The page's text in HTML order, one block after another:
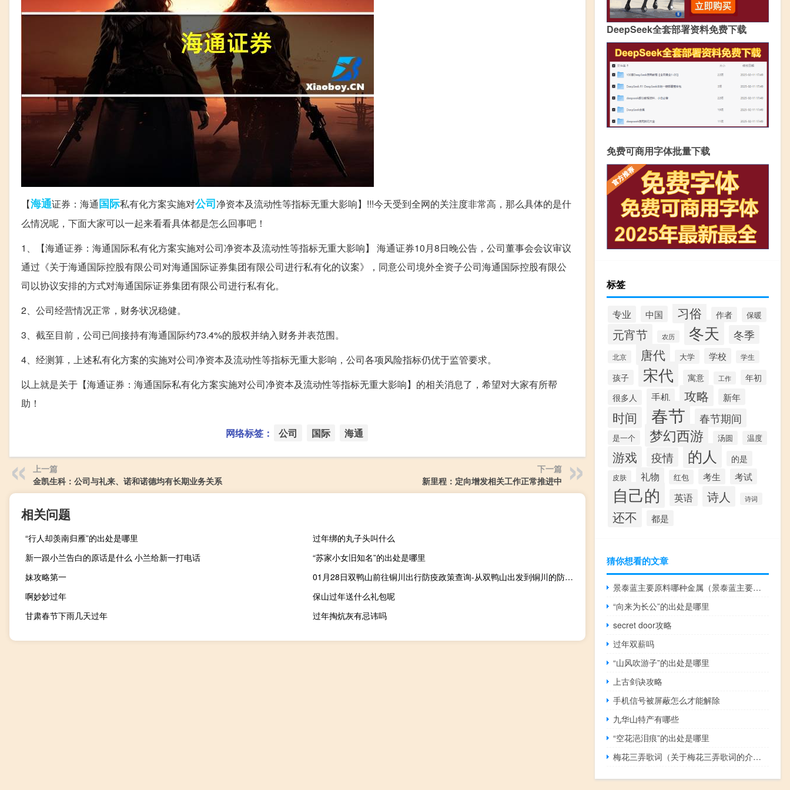
【海通证券：海通国际私有化方案实施对公司净资本及流动性等指标无重大影响】!!!今天受到全网的关注度非常高，那么具体的是什
么情况呢，下面大家可以一起来看看具体都是怎么回事吧！
1、【海通证券：海通国际私有化方案实施对公司净资本及流动性等指标无重大影响】 海通证券10月8日晚公告，公司董事会会议审议
通过《关于海通国际控股有限公司对海通国际证券集团有限公司进行私有化的议案》，同意公司境外全资子公司海通国际控股有限公
司以协议安排的方式对海通国际证券集团有限公司进行私有化。
2、公司经营情况正常，财务状况稳健。
3、截至目前，公司已间接持有海通国际约73.4%的股权并纳入财务并表范围。
4、经测算，上述私有化方案的实施对公司净资本及流动性等指标无重大影响，公司各项风险指标仍优于监管要求。
以上就是关于【海通证券：海通国际私有化方案实施对公司净资本及流动性等指标无重大影响】的相关消息了，希望对大家有所帮
助！
网络标签： 公司 国际 海通
上一篇
金凯生科：公司与礼来、诺和诺德均有长期业务关系
下一篇
新里程：定向增发相关工作正常推进中
相关问题
“行人却羡南归雁”的出处是哪里
过年绑的丸子头叫什么
新一跟小兰告白的原话是什么 小兰给新一打电话
“苏家小女旧知名”的出处是哪里
妹攻略第一
01月28日双鸭山前往铜川出行防疫政策查询-从双鸭山出发到铜川的防疫政策
啊妙妙过年
保山过年送什么礼包呢
甘肃春节下雨几天过年
过年掏炕灰有忌讳吗
DeepSeek全套部署资料免费下载
免费可商用字体批量下载
标签
专业 中国 习俗 作者 保暖
元宵节 农历 冬天 冬季
北京 唐代 大学 学校 学生
孩子 宋代 寓意 工作
年初
很多人
手机 攻略 新年
时间 春节 春节期间
是一个 梦幻西游 汤圆 温度
游戏 疫情 的人 的是
皮肤 礼物 红包 考生 考试
自己的 英语 诗人 诗词
还不 都是
猜你想看的文章
景泰蓝主要原料哪种金属（景泰蓝主要原料）
“向来为长公”的出处是哪里
secret door攻略
过年双薪吗
“山风吹游子”的出处是哪里
上古剑诀攻略
手机信号被屏蔽怎么才能解除
九华山特产有哪些
“空花浥泪痕”的出处是哪里
梅花三弄歌词（关于梅花三弄歌词的介绍）